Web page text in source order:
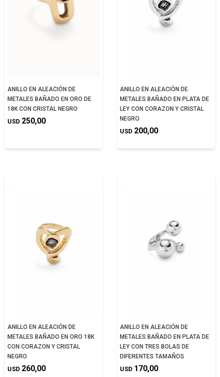
ANILLO EN ALEACIÓN DE
METALES BAÑADO EN ORO DE
18K CON CRISTAL NEGRO
USD 250,00
ANILLO EN ALEACIÓN DE
METALES BAÑADO EN PLATA DE
LEY CON CORAZON Y CRISTAL
NEGRO
USD 200,00
ANILLO EN ALEACIÓN DE
METALES BAÑADO EN ORO 18K
CON CORAZON Y CRISTAL
NEGRO
USD 260,00
ANILLO EN ALEACIÓN DE
METALES BAÑADO EN PLATA DE
LEY CON TRES BOLAS DE
DIFERENTES TAMAÑOS
USD 170,00